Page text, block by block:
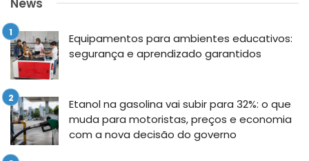
Equipamentos para ambientes educativos:
segurança e aprendizado garantidos
Etanol na gasolina vai subir para 32%: o que
muda para motoristas, preços e economia
com a nova decisão do governo